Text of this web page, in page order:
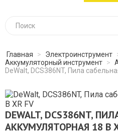
Главная > Электроинструмент
Аккумуляторный инструмент >
DeWalt, DCS386NT, Пила
DEWALT, DCS386NT,
АККУМУЛЯТОРНАЯ 18 В